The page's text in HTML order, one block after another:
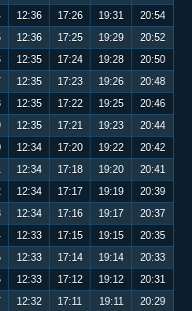
12:36 17:26 19:31
20:54
12:36 17:25 19:29
20:52
12:35 17:24 19:28
20:50
12:35 17:23 19:26
20:48
12:35 17:22 19:25
20:46
12:35 17:21 19:23
20:44
12:34 17:20 19:22
20:42
12:34 17:18 19:20
20:41
12:34 17:17 19:19
20:39
12:34 17:16 19:17
20:37
12:33 17:15 19:15
20:35
12:33 17:14 19:14
20:33
12:33 17:12 19:12
20:31
12:32 17:11 19:11
20:29